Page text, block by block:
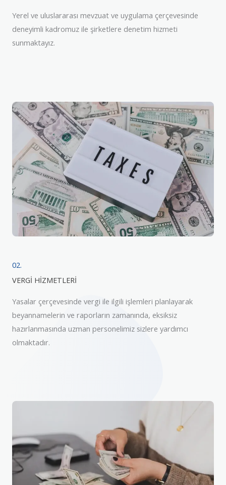
Yerel ve uluslararası mevzuat ve uygulama çerçevesinde
deneyimli kadromuz ile şirketlere denetim hizmeti
sunmaktayız.
02.
VERGİ HİZMETLERİ
Yasalar çerçevesinde vergi ile ilgili işlemleri planlayarak
beyannamelerin ve raporların zamanında, eksiksiz
hazırlanmasında uzman personelimiz sizlere yardımcı
olmaktadır.